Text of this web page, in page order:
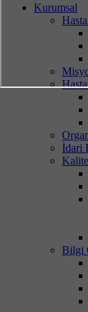
Kurumsal
İdari
Bilgi